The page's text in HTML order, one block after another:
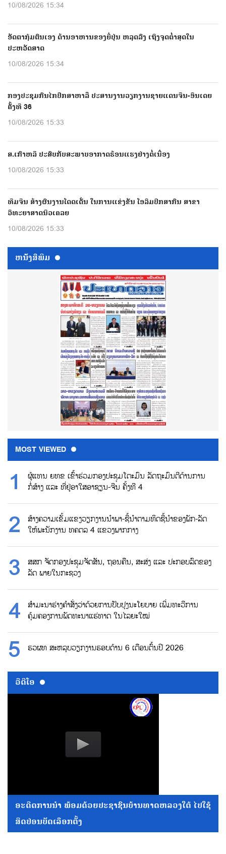
10/08/2026 15:34
ອັດຕາກຸ້ມຕົນເອງ ດ້ານອາຫານຂອງຍີ່ປຸ່ນ ຫລຸດລົງ ເຖິງຈຸດຕ່ຳສຸດໃນ
ປະຫວັດສາດ
10/08/2026 15:34
ກອງປະຊຸມກົນໄກປຶກສາຫາລື ປະສານງານວຽກງານຊາຍແດນຈີນ-ອິນເດຍ
ຄັ້ງທີ 36
10/08/2026 15:33
ສ.ເກົາຫລີ ປະສົບກັບສະພາບອາກາດຮ້ອນແຮງຢ່າງຕໍ່ເນື່ອງ
10/08/2026 15:33
ທີມຈີນ ສ້າງຜົນງານໂດດເດັ່ນ ໃນການແຂ່ງຂັນ ໂອລິມປິກສາກົນ ສາຂາ
ວິທະຍາສາດນິວເຄລຍ
10/08/2026 15:33
ຫນ້ັງສືພິມ
MOST VIEWED
ຜູ້ແທນ ຍທຂ ເຂົ້າຮ່ວມກອງປະຊຸມໂຕະມົນ ລັດຖະມົນຕີດ້ານການ
ກໍ່ສ້າງ ແລະ ທີ່ຢູ່ອາໃສອາຊຽນ-ຈີນ ຄັ້ງທີ 4
ສ້າງຄວາມເຂັ້ມແຂງວຽກງານນຳພາ-ຊີ້ນຳຕາມທິດຊີ້ນຳຂອງພັກ-ລັດ
ໃຫ້ພະນັກງານ ທຄຕລ 4 ແຂວງພາກກາງ
ສສກ ຈັດກອງປະຊຸມຈັດສັນ, ຖອນຄືນ, ສະສ່ງ ແລະ ປະກອບລົດຂອງ
ລັດ ພາຍໃນກະຊວງ
ສຳມະນາຮ່າງຄຳສັ່ງວ່າດ້ວຍການປັບປຸງນະໂຍບາຍ ເພີ່ມທະວີການ
ຄຸ້ມຄອງການພັດທະນາແຮ່ທາດ ໃນໄລຍະໃໝ່
ຮວຜທ ສະຫລຸບວຽກງານຮອບດ້ານ 6 ເດືອນຕົ້ນປີ 2026
ວີດີໂອ
ອະດີດການນໍາ ພ້ອມດ້ວຍປະຊາຊົນບ້ານທາດຫລວງໃຕ້ ໄປໃຊ້
ສິດປ່ອນບັດເລືອກຕັ້ງ